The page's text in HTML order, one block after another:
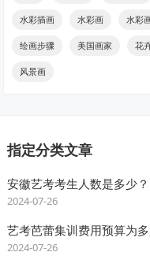
水彩插画 水彩画 水彩
绘画步骤 美国画家 花
风景画
指定分类文章
安徽艺考考生人数是多少？
2024-07-26
艺考芭蕾集训费用预算为多
2024-07-26